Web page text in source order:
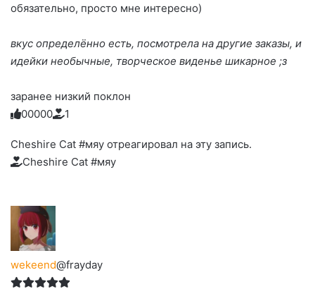
обязательно, просто мне интересно)
вкус определëнно есть, посмотрела на другие заказы, и
идейки необычные, творческое виденье шикарное ;з
заранее низкий поклон
Голосуйте
вверх.
0
Нажмите
реакцию:
0
Нажмите
реакцию:
до
0
Нажмите
реакцию:
0
Нажмите
реакцию:
0
Нажмите
благодарю
1
Cheshire Cat #мяу отреагировал на эту запись.
Cheshire Cat #мяу
wekeend@frayday